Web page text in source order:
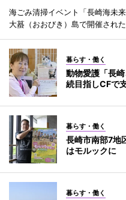
海ごみ清掃イベント「長崎海未
大蟇（おおびき）島で開催された
暮らす・働く
動物愛護「長
続目指しCFで
暮らす・働く
長崎市南部7地
はモルックに
暮らす・働く